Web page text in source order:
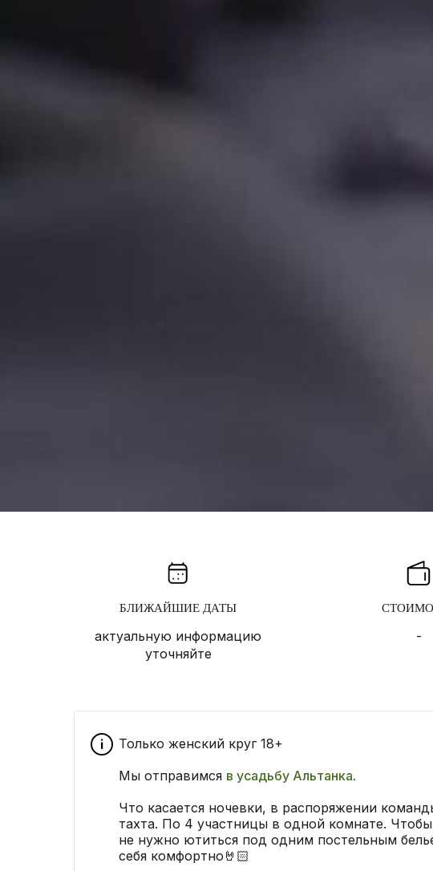
БЛИЖАЙШИЕ ДАТЫ
актуальную информацию
уточняйте
-
Только женский круг 18+
Мы отправимся в усадьбу Альтанка.
Что касается ночевки, в распоряжении
тахта. По 4 участницы в одной комнате.
не нужно ютиться под одним постельным
себя комфортно🤘🏻